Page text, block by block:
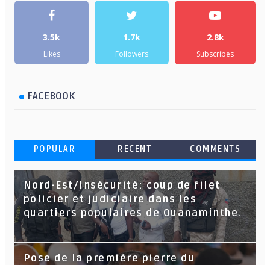
3.5k
Likes
1.7k
Followers
2.8k
Subscribes
FACEBOOK
POPULAR RECENT COMMENTS
Nord-Est/Insécurité: coup de filet
policier et judiciaire dans les
quartiers populaires de Ouanaminthe.
Pose de la première pierre du